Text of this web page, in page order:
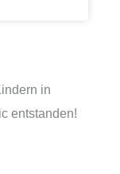
in
entstanden!